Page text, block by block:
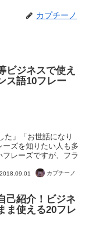
カプチーノ
ビジネスで使え
ス語10フレー
た」「お世話になり
ーズを知りたい人も多
レーズですが、フラ
カプチーノ
己紹介！ビジネ
ま使える20フレ